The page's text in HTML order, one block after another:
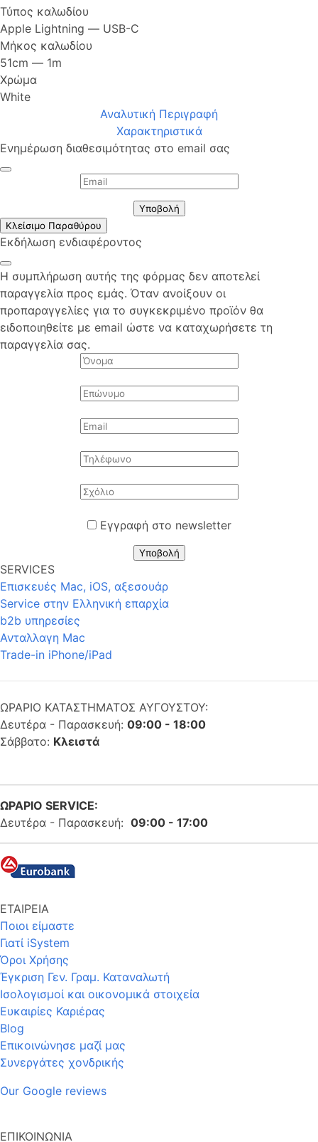
Τύπος καλωδίου
Apple Lightning ― USB-C
Μήκος καλωδίου
51cm ― 1m
Χρώμα
White
Αναλυτική Περιγραφή
Χαρακτηριστικά
Ενημέρωση διαθεσιμότητας στο email σας
Υποβολή
Κλείσιμο Παραθύρου
Εκδήλωση ενδιαφέροντος
Η συμπλήρωση αυτής της φόρμας δεν αποτελεί
παραγγελία προς εμάς. Όταν ανοίξουν οι
προπαραγγελίες για το συγκεκριμένο προϊόν θα
ειδοποιηθείτε με email ώστε να καταχωρήσετε τη
παραγγελία σας.
Εγγραφή στο newsletter
Υποβολή
SERVICES
Επισκευές Mac, iOS, αξεσουάρ
Service στην Eλληνική επαρχία
b2b υπηρεσίες
Ανταλλαγη Mac
Trade-in iPhone/iPad
ΩΡΑΡΙΟ ΚΑΤΑΣΤΗΜΑΤΟΣ ΑΥΓΟΥΣΤΟΥ:
Δευτέρα - Παρασκευή: 09:00 - 18:00
Σάββατο: Κλειστά
ΩΡΑΡΙΟ SERVICE:
Δευτέρα - Παρασκευή: 09:00 - 17:00
ΕΤΑΙΡΕΙΑ
Ποιοι είμαστε
Γιατί iSystem
Όροι Χρήσης
Έγκριση Γεν. Γραμ. Καταναλωτή
Ισολογισμοί και οικονομικά στοιχεία
Ευκαιρίες Καριέρας
Blog
Επικοινώνησε μαζί μας
Συνεργάτες χονδρικής
Our Google reviews
ΕΠΙΚΟΙΝΩΝΙΑ